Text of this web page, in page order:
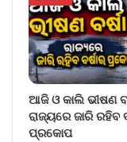
ଆଜି ଓ କାଲି ଭୀଷଣ
ରାଜ୍ୟରେ ଜାରି ରହିବ
ପ୍ରକୋପ